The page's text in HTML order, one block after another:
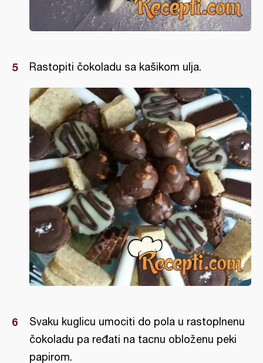
Rastopiti čokoladu sa kašikom ulja.
Svaku kuglicu umociti do pola u rastoplnenu
čokoladu pa ređati na tacnu obloženu peki
papirom.